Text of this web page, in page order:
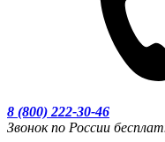
8 (800) 222-30-46
Звонок по России